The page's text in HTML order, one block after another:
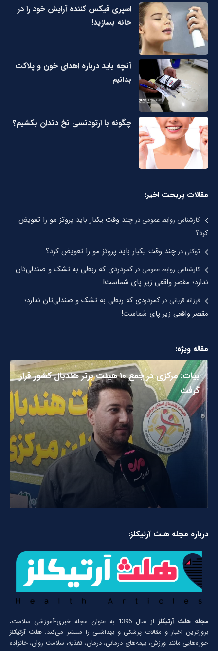
اسپری فیکس کننده آرایش خود را در
خانه بسازید!
آنچه باید درباره اهدای خون و پلاکت
بدانیم
چگونه با ارتودنسی نخ دندان بکشیم؟
مقالات پربحت اخیر:
کارشناس روابط عمومیدرچند وقت یکبار باید پروتز مو را تعویض
کرد؟
توکلیدرچند وقت یکبار باید پروتز مو را تعویض کرد؟
کارشناس روابط عمومیدر کمردردی که ربطی به تشک و صندلی‌تان
ندارد؛ مقصر واقعی زیر پای شماست!
فرزانه قربانیدر کمردردی که ربطی به تشک و صندلی‌تان ندارد؛
مقصر واقعی زیر پای شماست!
مقاله ویژه:
بیات: مرکزی در جمع ۱۰ هیئت برتر هندبال کشور قرار
گرفت
درباره مجله هلث آرتیکلز:
مجله هلث آرتیکلز
از سال 1396 به عنوان مجله خبری-آموزشی سلامت،
بروزترین اخبار و مقالات پزشکی و بهداشتی را منتشر می‌کند.هلث آرتیکلز
حوزه‌هایی مانند ورزش، بیمه‌های درمانی، درمان، تغذیه، سلامت روان، خانواده